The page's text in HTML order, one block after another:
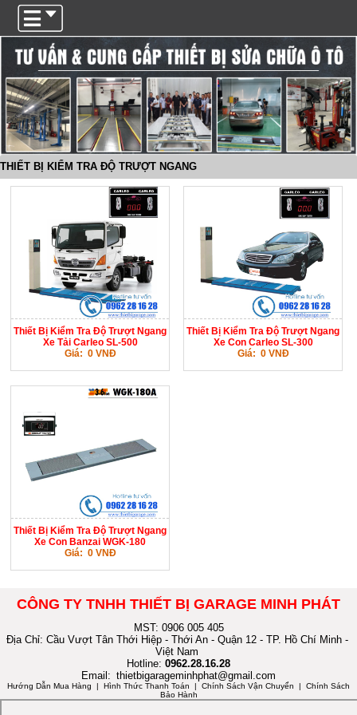
THIẾT BỊ KIỂM TRA ĐỘ TRƯỢT NGANG
Thiết Bị Kiểm Tra Độ Trượt Ngang
Xe Tải Carleo SL-500
Giá: 0 VNĐ
Thiết Bị Kiểm Tra Độ Trượt Ngang
Xe Con Carleo SL-300
Giá: 0 VNĐ
Thiết Bị Kiểm Tra Độ Trượt Ngang
Xe Con Banzai WGK-180
Giá: 0 VNĐ
CÔNG TY TNHH THIẾT BỊ GARAGE MINH PHÁT
MST: 0906 005 405
Địa Chỉ: Cầu Vượt Tân Thới Hiệp - Thới An - Quận 12 - TP. Hồ Chí Minh -
Việt Nam
Hotline: 0962.28.16.28
Email: thietbigarageminhphat@gmail.com
Hướng Dẫn Mua Hàng | Hình Thức Thanh Toán | Chính Sách Vận Chuyển | Chính Sách
Bảo Hành